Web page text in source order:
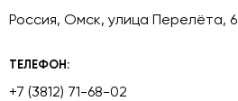
Россия, Омск, улица Перелёта, 6
ТЕЛЕФОН:
+7 (3812) 71-68-02